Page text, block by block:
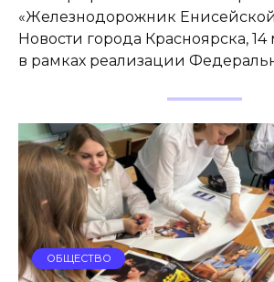
«Железнодорожник
Новости города Красноярска, 14
в рамках реализации
ОБЩЕСТВО